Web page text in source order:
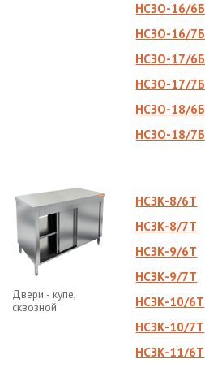
НСЗО-16/6Б
НСЗО-16/7Б
НСЗО-17/6Б
НСЗО-17/7Б
НСЗО-18/6Б
НСЗО-18/7Б
Двери - купе,
сквозной
НСЗК-8/6Т
НСЗК-8/7Т
НСЗК-9/6Т
НСЗК-9/7Т
НСЗК-10/6Т
НСЗК-10/7Т
НСЗК-11/6Т